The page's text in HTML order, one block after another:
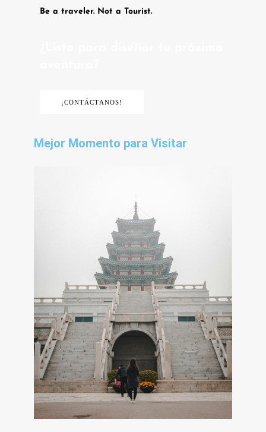
Be a traveler. Not a Tourist.
¡CONTÁCTANOS!
Mejor Momento para Visitar